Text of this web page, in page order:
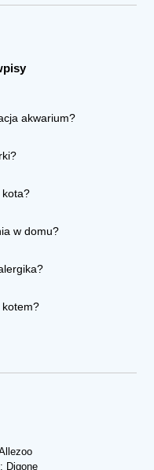
akwarium?
w domu?
Digone